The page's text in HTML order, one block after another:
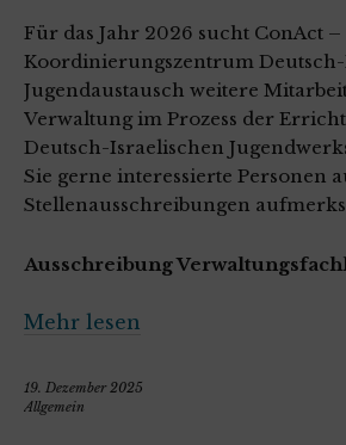
Für das Jahr 2026 sucht ConAct –
Koordinierungszentrum
Jugendaustausch weitere
Verwaltung im Prozess der
Deutsch-Israelischen
Sie gerne interessierte Personen
Stellenausschreibungen
Ausschreibung
Mehr lesen
19. Dezember 2025
Allgemein